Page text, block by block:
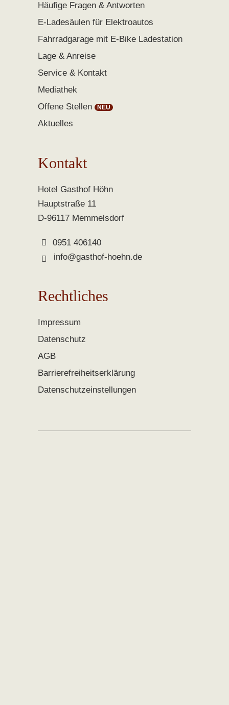
Häufige Fragen & Antworten
E-Ladesäulen für Elektroautos
Fahrradgarage mit E-Bike Ladestation
Lage & Anreise
Service & Kontakt
Mediathek
Offene Stellen
Aktuelles
Kontakt
Hotel Gasthof Höhn
Hauptstraße 11
D-96117 Memmelsdorf
0951 406140
info@gasthof-hoehn.de
Rechtliches
Impressum
Datenschutz
AGB
Barrierefreiheitserklärung
Datenschutzeinstellungen